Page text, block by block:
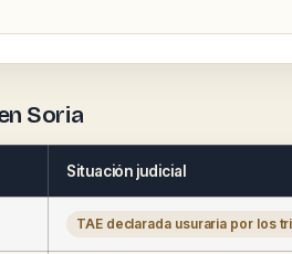
Soria
Situación judicial
TAE declarada usuraria por los